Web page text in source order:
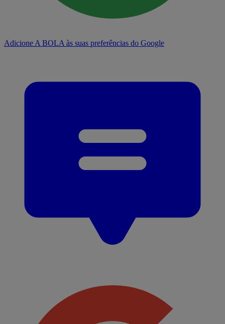
Adicione A BOLA às suas preferências do Google